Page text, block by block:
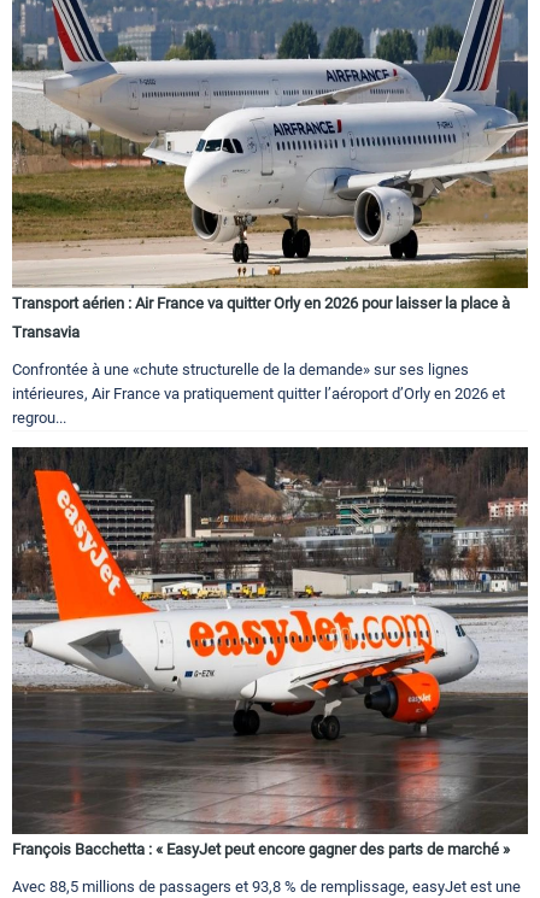
Transport aérien : Air France va quitter Orly en 2026 pour laisser la place à
Transavia
Confrontée à une «chute structurelle de la demande» sur ses lignes
intérieures, Air France va pratiquement quitter l’aéroport d’Orly en 2026 et
regrou...
François Bacchetta : « EasyJet peut encore gagner des parts de marché »
Avec 88,5 millions de passagers et 93,8 % de remplissage, easyJet est une